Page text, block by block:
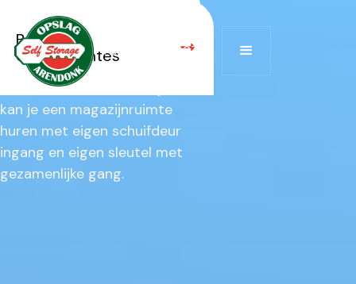
+32 474 522 672
Op zoek naar een
magazijnruimte te huur in de
buurt van Eindhoven?‎ ‍Bij ons
kan je een magazijnruimte
huren met eigen schuifdeur
ingang en eigen sleutel met
gezamenlijke gang.
Bekijk alle
opslagruimtes